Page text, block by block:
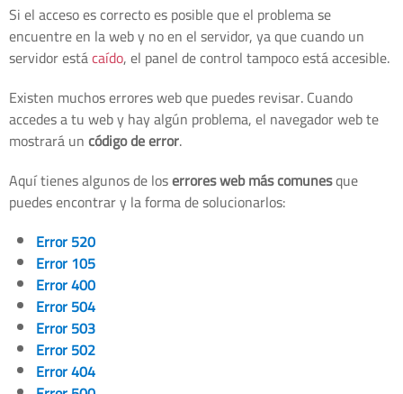
Si el acceso es correcto es posible que el problema se
encuentre en la web y no en el servidor, ya que cuando un
servidor estácaído, el panel de control tampoco está accesible.
Existen muchos errores web que puedes revisar. Cuando
accedes a tu web y hay algún problema, el navegador web te
mostrará uncódigo de error.
Aquí tienes algunos de loserrores web más comunesque
puedes encontrar y la forma de solucionarlos:
Error 520
Error 105
Error 400
Error 504
Error 503
Error 502
Error 404